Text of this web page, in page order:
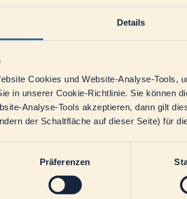
Details
Cookies und Website-Analyse-Tools,
in unserer Cookie-Richtlinie. Sie können
Analyse-Tools akzeptieren, dann gilt
der Schaltfläche auf dieser Seite) für
Präferenzen
dass Sie sich eine Zusammenarbeit mit
und nächsten Schritte zu besprechen.